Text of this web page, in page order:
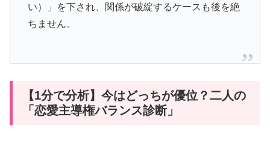
い）」を下され、関係が破綻するケースも後を絶
ちません。
【1分で分析】今はどっちが優位？二人の
「恋愛主導権バランス診断」